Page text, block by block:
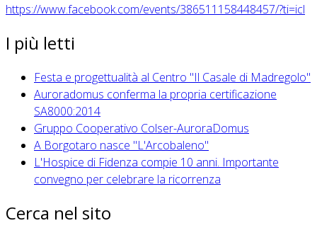
https://www.facebook.com/events/386511158448457/?ti=icl
I più letti
Festa e progettualità al Centro "Il Casale di Madregolo"
Auroradomus conferma la propria certificazione
SA8000:2014
Gruppo Cooperativo Colser-AuroraDomus
A Borgotaro nasce "L'Arcobaleno"
L'Hospice di Fidenza compie 10 anni. Importante
convegno per celebrare la ricorrenza
Cerca nel sito